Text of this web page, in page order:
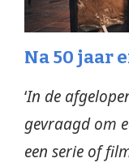
Na 50 jaar
‘In de
gevraagd om
een serie of